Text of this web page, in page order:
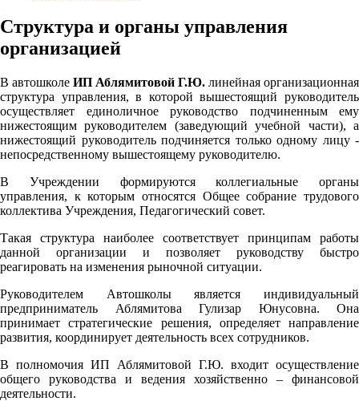
Структура и органы управления
организацией
В автошколе ИП Аблямитовой Г.Ю. линейная организационная
структура управления, в которой вышестоящий руководитель
осуществляет единоличное руководство подчиненным ему
нижестоящим руководителем (заведующий учебной части), а
нижестоящий руководитель подчиняется только одному лицу -
непосредственному вышестоящему руководителю.
В Учреждении формируются коллегиальные органы
управления, к которым относятся Общее собрание трудового
коллектива Учреждения, Педагогический совет.
Такая структура наиболее соответствует принципам работы
данной организации и позволяет руководству быстро
реагировать на изменения рыночной ситуации.
Руководителем Автошколы является индивидуальный
предприниматель Аблямитова Гулизар Юнусовна. Она
принимает стратегические решения, определяет направление
развития, координирует деятельность всех сотрудников.
В полномочия ИП Аблямитовой Г.Ю. входит осуществление
общего руководства и ведения хозяйственно – финансовой
деятельности.